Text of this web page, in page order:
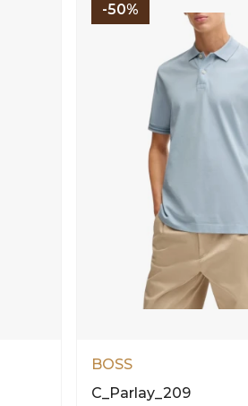
-50%
BOSS
C_Parlay_209